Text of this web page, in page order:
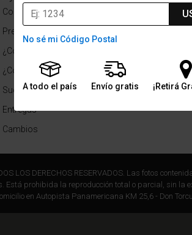
No sé mi Código Postal
A todo el país Envío gratis ¡Retirá
Condiciones de pago
Preguntas Frecuentes
¿Cómo comprar?
¿Cómo medir tu talle?
Sucursales
Entregas
Cambios
LOS DERECHOS RESERVADOS. Las fotos
Está prohibida la reproducción total o parcial, sin
en Autopista Panamericana KM 25,6 - Don